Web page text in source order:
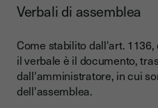
Verbali di assemblea
Come stabilito dall'art.
il verbale è il documento,
dall'amministratore, in cui
dell'assemblea.